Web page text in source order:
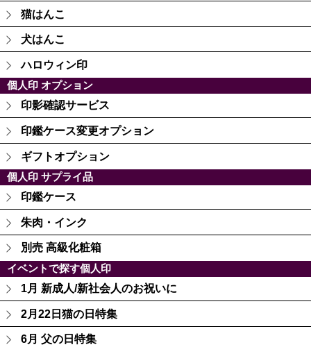
猫はんこ
犬はんこ
ハロウィン印
個人印 オプション
印影確認サービス
印鑑ケース変更オプション
ギフトオプション
個人印 サプライ品
印鑑ケース
朱肉・インク
別売 高級化粧箱
イベントで探す個人印
1月 新成人/新社会人のお祝いに
2月22日猫の日特集
6月 父の日特集